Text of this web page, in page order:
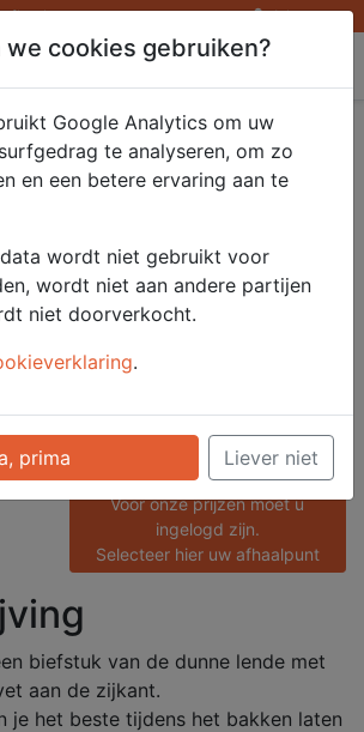
Inloggen
2 x 250
52966
Categorie
Vlees - Rund
Voor onze prijzen moet u
ingelogd zijn.
Selecteer hier uw afhaalpunt
biefstuk van de dunne lende met
aan de zijkant.
je het beste tijdens het bakken laten
we cookies gebruiken?
Google Analytics om uw
te analyseren, om zo
en een betere ervaring aan te
wordt niet gebruikt voor
wordt niet aan andere partijen
niet doorverkocht.
.
prima Liever niet